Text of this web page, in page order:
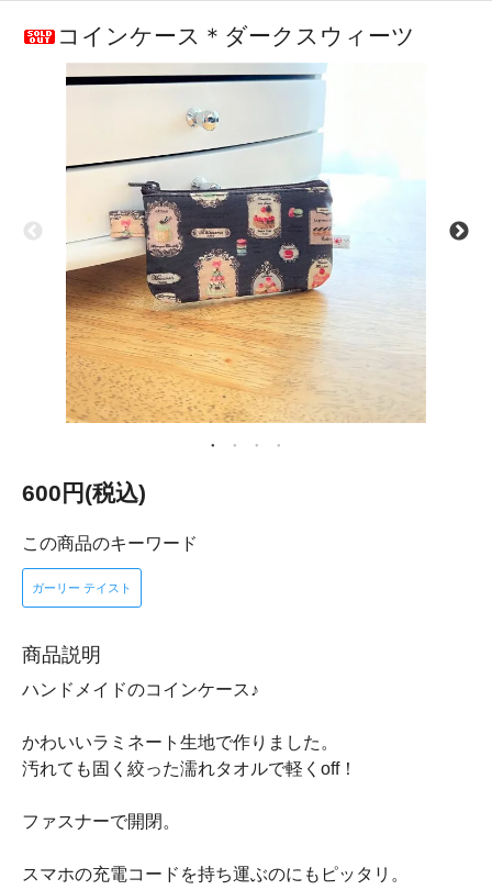
コインケース＊ダークスウィーツ
600円(税込)
この商品のキーワード
ガーリー テイスト
商品説明
ハンドメイドのコインケース♪
かわいいラミネート生地で作りました。
汚れても固く絞った濡れタオルで軽くoff！
ファスナーで開閉。
スマホの充電コードを持ち運ぶのにもピッタリ。